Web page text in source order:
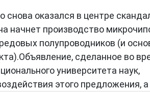
на кремниевой подложке. В
множество операций,
оказался в центре
начнет производство
полупроводников (и
сделанное во
университета наук,
этого предложения, а